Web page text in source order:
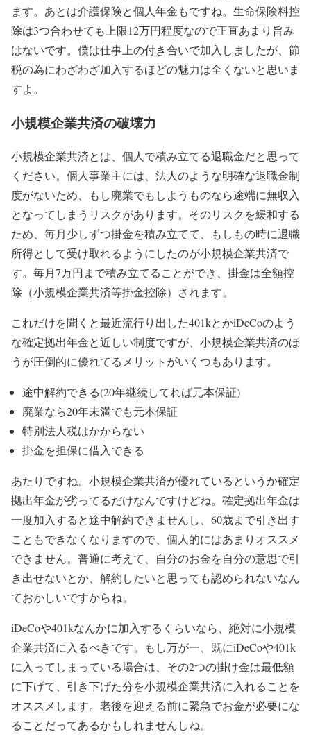
ます。あとは介護保険と個人年金もですね。生命保険料控
除は3つ合わせても上限12万円程度なので正直あまり旨み
はないです。僕は仕事上の付き合いで加入しましたが、節
税の為にわざわざ加入するほどの魅力は全くないと思いま
すよ。
小規模企業共済の破壊力
小規模企業共済とは、個人で積み立てる退職金だと思って
ください。個人事業主には、法人のような明確な退職金制
度がないため、もし廃業でもしようものなら途端に無収入
となってしまうリスクがあります。そのリスクを緩和する
ため、毎月少しずつ掛金を積み立てて、もしもの時に退職
所得として受け取れるようにしたのが小規模企業共済で
す。毎月7万円まで積み立てることができ、 掛金は全額控
除（小規模企業共済等掛金控除） されます。
これだけを聞くと最近流行り出した401kとかiDeCoのよう
な確定拠出年金と近しい制度ですが、小規模企業共済のほ
うが圧倒的に優れてるメリットがいくつもあります。
途中解約できる(20年継続してれば元本保証)
廃業なら20年未満でも元本保証
特別法人税はかからない
掛金を担保に借入できる
あたりですね。小規模企業共済が優れているというか確定
拠出年金が劣ってるだけなんですけどね。確定拠出年金は
一度加入すると途中解約できませんし、60歳まで引き出す
こともできなくなりますので、個人的にはあまりオススメ
できません。普通に考えて、自分のお金を自分の意思で引
き出せないとか、解約したいと思っても認められないなん
ておかしいですからね。
iDeCoや401kなんかに加入するくらいなら、絶対に小規模
企業共済に入るべきです。もし万が一、既にiDeCoや401k
に入ってしまっている場合は、その2つの掛け金は最低額
に下げて、引き下げた分を小規模企業共済に入れることを
オススメします。老後を迎える前に緊急でお金が必要にな
ることだってあるかもしれませんしね。